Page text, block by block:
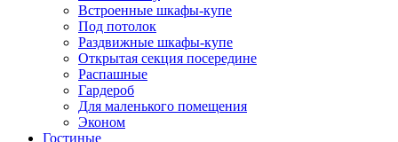
Встроенные шкафы-купе
Под потолок
Раздвижные шкафы-купе
Открытая секция посередине
Распашные
Гардероб
Для маленького помещения
Эконом
Гостиные